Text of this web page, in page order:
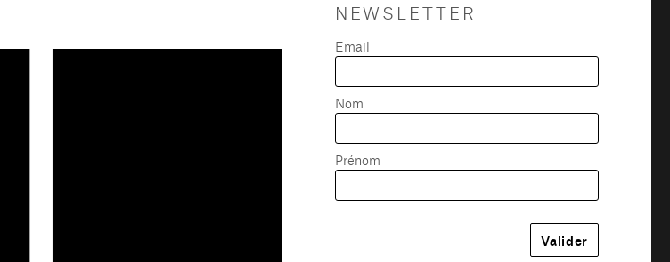
NEWSLETTER
Email
Nom
Prénom